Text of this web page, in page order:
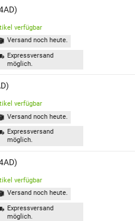
verfügbar
Versand noch heute.
Expressversand
möglich.
verfügbar
Versand noch heute.
Expressversand
möglich.
verfügbar
Versand noch heute.
Expressversand
möglich.